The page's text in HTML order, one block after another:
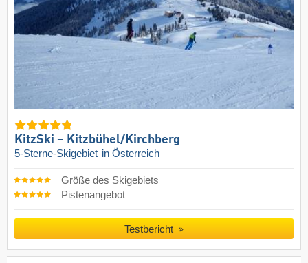
KitzSki – Kitzbühel/​Kirchberg
5-Sterne-Skigebiet in Österreich
Größe des Skigebiets
Pistenangebot
Testbericht